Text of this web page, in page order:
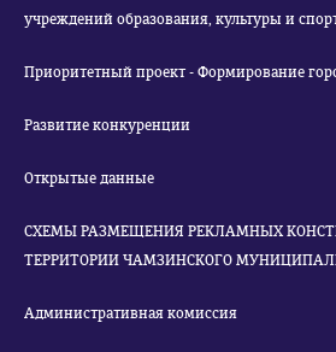
учреждений образования, культуры и
Приоритетный проект - Формирование
Развитие конкуренции
Открытые данные
СХЕМЫ РАЗМЕЩЕНИЯ РЕКЛАМНЫХ
ТЕРРИТОРИИ ЧАМЗИНСКОГО
Административная комиссия